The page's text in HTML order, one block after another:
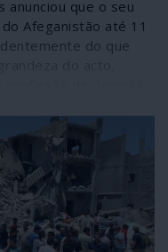
que o seu
Afeganistão até 11
do que
ou mais grave do
a invasão
que conste desde
não significa o
por agressores ao
que